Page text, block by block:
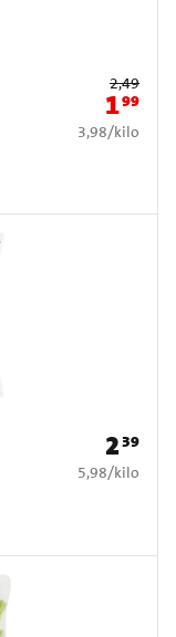
Oude prijs: €
2,49
Nieuwe
199
€ 3,98 per kilo
3,98/kilo
Prijs: €
239
€ 5,98 per kilo
5,98/kilo